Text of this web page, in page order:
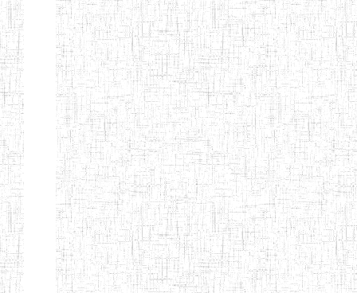
Suivant
Fin
Etablissements
d'enseignement
secondaire
technique
et
professionnel